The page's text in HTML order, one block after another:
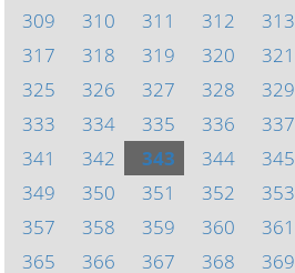
309
310 311 312 313
317
318 319 320 321
325
326 327 328 329
333
334 335 336 337
341
342 343 344 345
349
350 351 352 353
357
358 359 360 361
365
366 367 368 369